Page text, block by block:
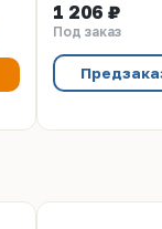
1 206 ₽
Под заказ